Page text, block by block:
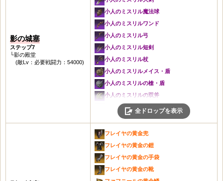
亡者の叫びのハープ
銅装飾のベルト
汚染された石の角笛
古城の角笛
黄金の印章
黄金の印章の欠片
黄金遺物コイン
遺物コインの欠片
影の城塞3移動石：胸壁
影の城塞4移動石：回廊
城塞のハープ
信仰のハープ
冒険者のハープ
灰色のハープ
亡者の叫びのハープ
マナハイムの兜
マナハイムの鎧
くちばしの手袋
信仰の手袋
色あせた城塞の手袋
冒険者の斧・盾
信仰の斧・盾
冒険者の大剣
信仰の大剣
冒険者の魔法球
信仰の魔法球
冒険者のワンド
信仰のワンド
冒険者の弓
信仰の弓
信仰の魔法球
冒険者のワンド
信仰のワンド
冒険者の弓
信仰の弓
冒険者の短剣
信仰の短剣
冒険者の杖
信仰の杖
冒険者のメイス・盾
信仰のメイス・盾
冒険者の槍・盾
信仰の槍・盾
冒険者の双斧
くちばしの兜
荒地の手袋
荒地の靴
魔力の首飾り
見習い治癒士の首飾り
灰色の耳飾り
灰色の腕輪
城塞の腕輪
灰色の指輪
灰色のレザーベルト
マンモスの角笛
信仰の斧・盾
冒険者の大剣
信仰の大剣
冒険者の魔法球
灰色の大剣
城塞の大剣
灰色の魔法球
城塞の魔法球
灰色のワンド
城塞のワンド
灰色の弓
城塞の弓
城塞の短剣
灰色の杖
城塞の杖
灰色のメイス・盾
城塞のメイス・盾
灰色の槍・盾
灰色の大剣
城塞の大剣
城塞の魔法球
灰色のワンド
城塞のワンド
灰色の弓
小人のミスリル魔法球
暴君スズリのワンド
小人のミスリルワンド
暴君スズリの弓
小人のミスリル弓
小人のミスリル短剣
暴君スズリの杖
小人のミスリル杖
暴君スズリの槍・盾
小人のミスリルの槍・盾
影の城塞
ステップ7
└影の殿堂
(敵Lv：必要戦闘力：54000)
小人のミスリル魔法球
小人のミスリルワンド
小人のミスリル弓
小人のミスリル短剣
小人のミスリル杖
小人のミスリルメイス・盾
小人のミスリルの槍・盾
小人のミスリルの双斧
いにしえの影の兜
いにしえの影の鎧
いにしえの影の手袋
いにしえの影の靴
亡者の叫びの斧・盾
亡者の叫びの戦斧
亡者の叫びの魔法球
全ドロップを表示
フレイヤの黄金兜
フレイヤの黄金の鎧
フレイヤの黄金の手袋
フレイヤの黄金の靴